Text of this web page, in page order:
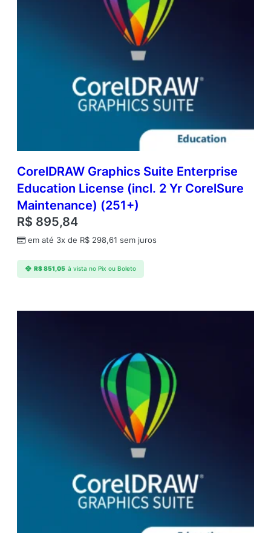
CorelDRAW Graphics Suite Enterprise
Education License (incl. 2 Yr CorelSure
Maintenance) (251+)
R$ 895,84
em até 3x de R$ 298,61 sem juros
R$851,05 à vista no Pix ou Boleto